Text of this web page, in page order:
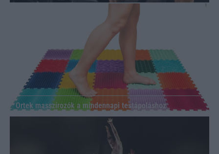
Ortek masszírozók a mindennapi testápoláshoz